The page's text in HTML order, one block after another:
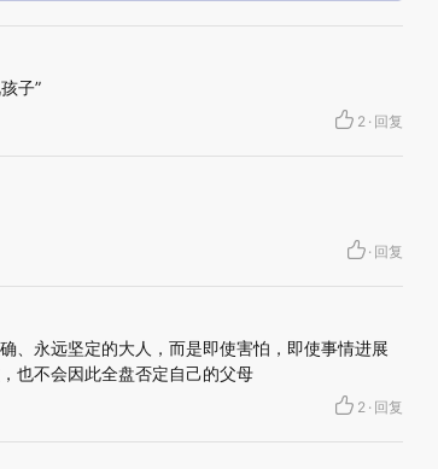
子”
2 · 回复
· 回复
、永远坚定的大人，而是即使害怕，即使事情进展
也不会因此全盘否定自己的父母
2 · 回复